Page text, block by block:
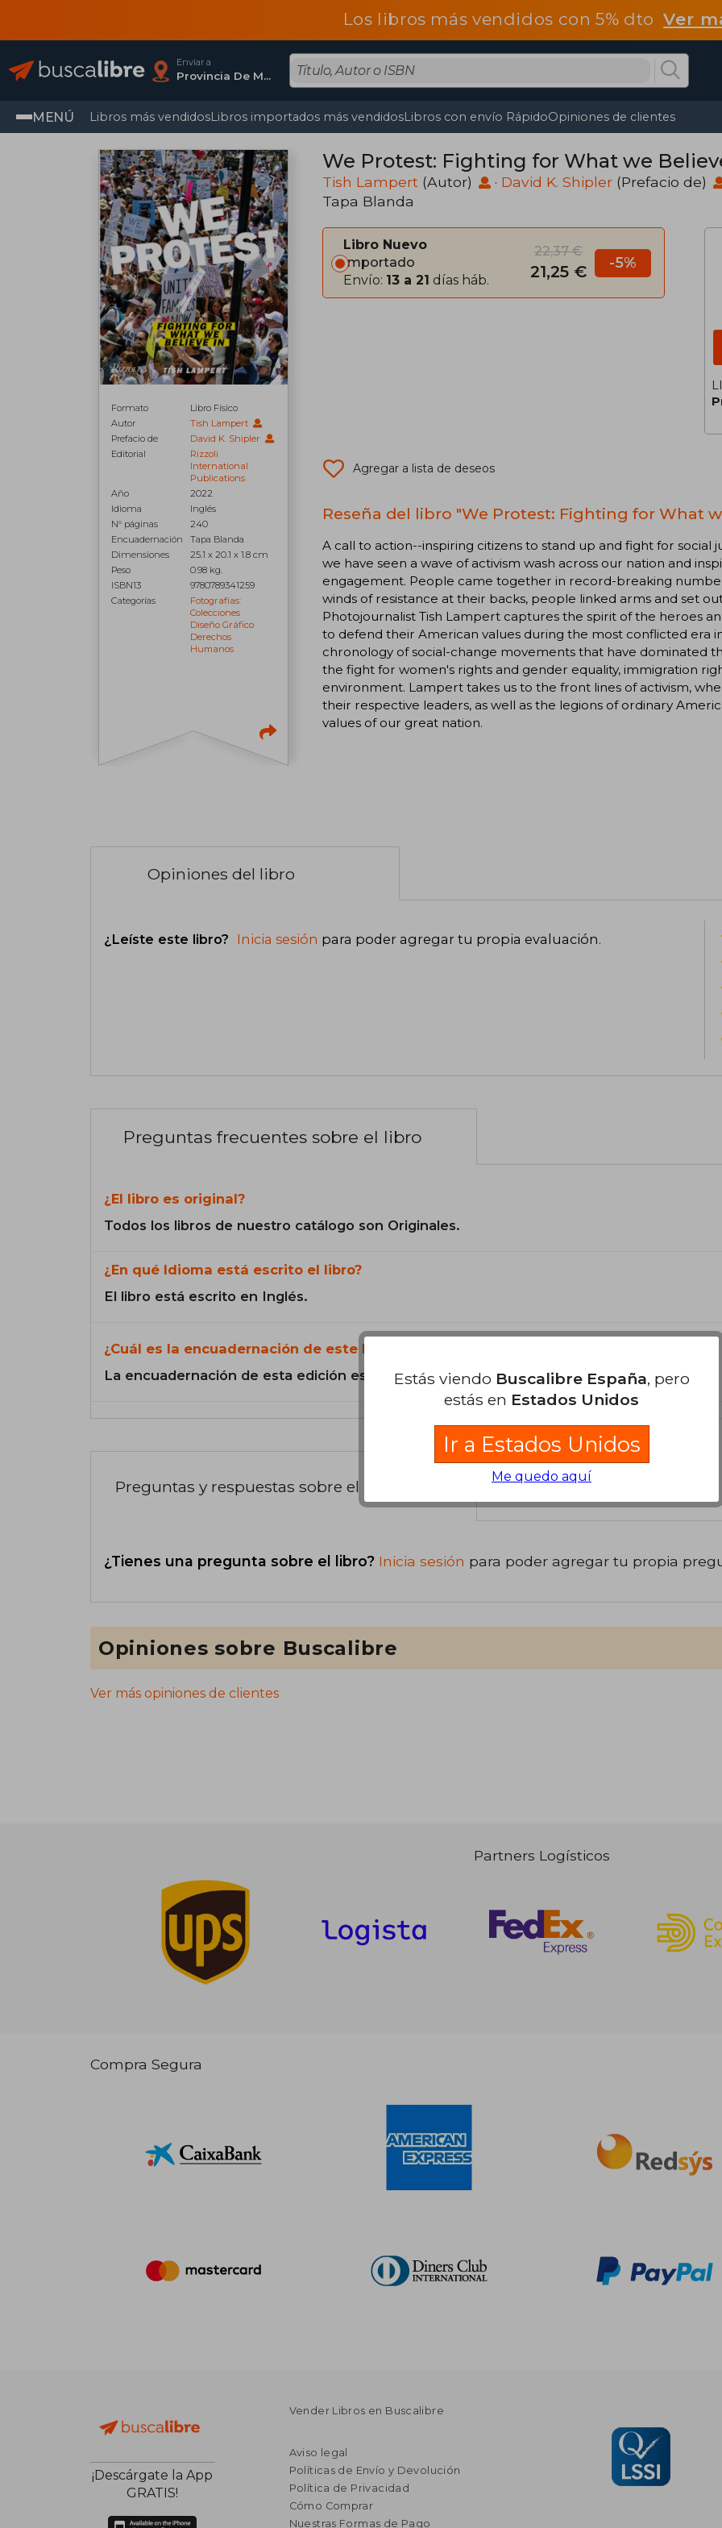
Los libros más vendidos con 5% dtoVer
Enviar a
Provincia De Madrid
MENÚ Libros más vendidosLibros importados más vendidosLibros con envío RápidoOpiniones de clientes
Formato
Libro Físico
Autor
Tish Lampert
Prefacio de
David K. Shipler
Editorial
Rizzoli
International
Publications
Año
2022
Idioma
Inglés
N° páginas
240
Encuadernación
Tapa Blanda
Dimensiones
25.1 x 20.1 x 1.8 cm
Peso
0.98 kg.
ISBN13
9780789341259
Categorías
Fotografías:
Colecciones
Diseño Gráfico
Derechos
Humanos
We Protest: Fighting for What we
Tish Lampert (Autor) · David K. Shipler (Prefacio de)
Tapa Blanda
Libro Nuevo
Importado
Envío: 13 a 21 días háb.
22,37 €
21,25 € -5%
Agregar a lista de deseos
Reseña del libro "We Protest: Fighting for What
A call to action--inspiring citizens to stand up and fight for social
we have seen a wave of activism wash across our nation and
engagement. People came together in record-breaking
winds of resistance at their backs, people linked arms and set
Photojournalist Tish Lampert captures the spirit of the heroes
to defend their American values during the most conflicted era
chronology of social-change movements that have dominated
the fight for women's rights and gender equality, immigration
environment. Lampert takes us to the front lines of activism,
their respective leaders, as well as the legions of ordinary
values of our great nation.
Opiniones del libro
¿Leíste este libro? Inicia sesión para poder agregar tu propia evaluación.
Preguntas frecuentes sobre el libro
¿El libro es original?
Todos los libros de nuestro catálogo son Originales.
¿En qué Idioma está escrito el libro?
El libro está escrito en Inglés.
¿Cuál es la encuadernación de este libro?
La encuadernación de esta edición es Tapa Blanda.
Preguntas y respuestas sobre el libro
¿Tienes una pregunta sobre el libro? Inicia sesión para poder agregar tu propia
Opiniones sobre Buscalibre
Ver más opiniones de clientes
Partners Logísticos
Compra Segura
¡Descárgate la App
GRATIS!
Vender Libros en Buscalibre
Aviso legal
Políticas de Envío y Devolución
Política de Privacidad
Cómo Comprar
Nuestras Formas de Pago
Estás viendo Buscalibre España, pero
estás en Estados Unidos
Ir a Estados Unidos
Me quedo aquí